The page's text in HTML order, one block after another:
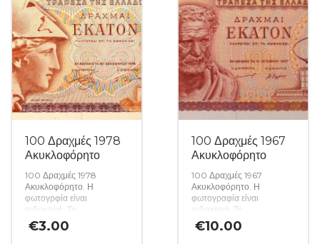
100 Δραχμές 1978
Ακυκλοφόρητο
100 Δραχμές 1978
Ακυκλοφόρητο. Η
φωτογρφία είναι
ενδεικτική. Το
χαρτονόμισμα που θα σας
αποσταλεί θα είναι σε
€3.00
100 Δραχμές 1967
Ακυκλοφόρητο
100 Δραχμές 1967
Ακυκλοφόρητο. Η
φωτογραφία είναι
ενδεικτική. Το
χαρτονόμισμα που θα σας
αποσταλεί θα είναι σε
€10.00